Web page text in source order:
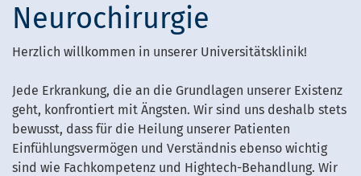
Neurochirurgie
Herzlich willkommen in unserer Universitätsklinik!
Jede Erkrankung, die an die Grundlagen unserer Existenz
geht, konfrontiert mit Ängsten. Wir sind uns deshalb stets
bewusst, dass für die Heilung unserer Patienten
Einfühlungsvermögen und Verständnis ebenso wichtig
sind wie Fachkompetenz und Hightech-Behandlung. Wir